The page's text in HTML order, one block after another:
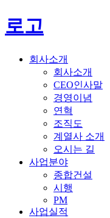
로고
회사소개
회사소개
CEO인사말
경영이념
연혁
조직도
계열사 소개
오시는 길
사업분야
종합건설
시행
PM
사업실적